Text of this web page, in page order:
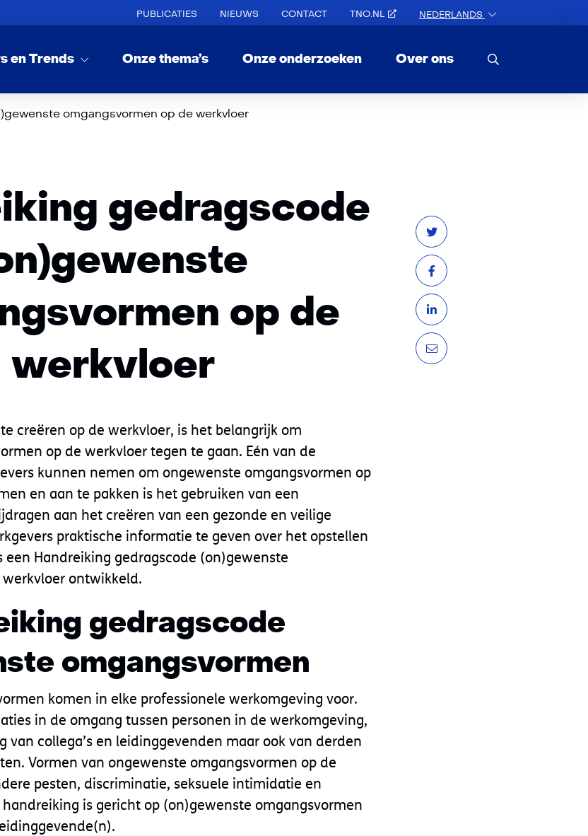
PUBLICATIES NIEUWS CONTACT TNO.NL NEDERLANDS
en Trends Onze thema’s Onze onderzoeken Over ons
omgangsvormen op de werkvloer
gedragscode
op de
werkvloer
creëren op de werkvloer, is het belangrijk om
op de werkvloer tegen te gaan. Eén van de
kunnen nemen om ongewenste omgangsvormen op
en aan te pakken is het gebruiken van een
aan het creëren van een gezonde en veilige
praktische informatie te geven over het opstellen
een Handreiking gedragscode (on)gewenste
ontwikkeld.
gedragscode
omgangsvormen
komen in elke professionele werkomgeving voor.
in de omgang tussen personen in de werkomgeving,
van collega’s en leidinggevenden maar ook van derden
Vormen van ongewenste omgangsvormen op de
pesten, discriminatie, seksuele intimidatie en
is gericht op (on)gewenste omgangsvormen